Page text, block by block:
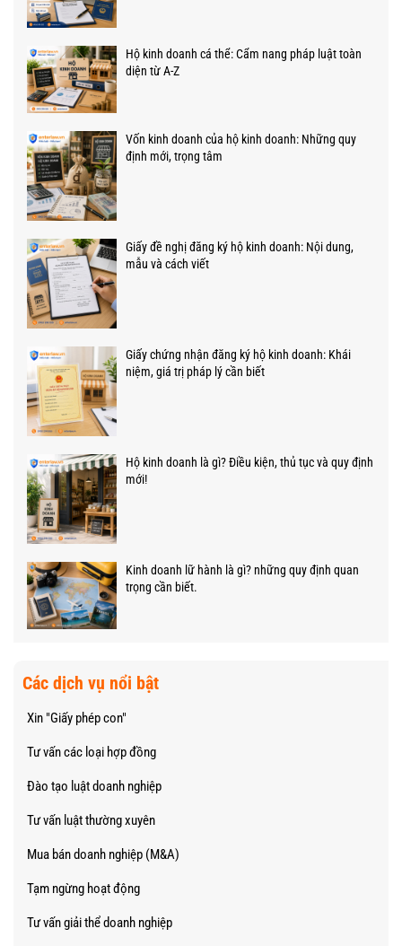
Hộ kinh doanh cá thể: Cẩm nang pháp luật toàn
diện từ A-Z
Vốn kinh doanh của hộ kinh doanh: Những quy
định mới, trọng tâm
Giấy đề nghị đăng ký hộ kinh doanh: Nội dung,
mẫu và cách viết
Giấy chứng nhận đăng ký hộ kinh doanh: Khái
niệm, giá trị pháp lý cần biết
Hộ kinh doanh là gì? Điều kiện, thủ tục và quy định
mới!
Kinh doanh lữ hành là gì? những quy định quan
trọng cần biết.
Các dịch vụ nổi bật
Xin "Giấy phép con"
Tư vấn các loại hợp đồng
Đào tạo luật doanh nghiệp
Tư vấn luật thường xuyên
Mua bán doanh nghiệp (M&A)
Tạm ngừng hoạt động
Tư vấn giải thể doanh nghiệp